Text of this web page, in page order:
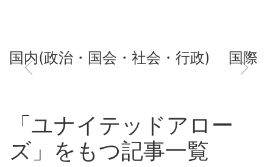
国内(政治・国会・社会・行政) 国際
「ユナイテッドアロー
ズ」をもつ記事一覧